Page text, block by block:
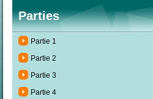
Parties
Partie 1
Partie 2
Partie 3
Partie 4